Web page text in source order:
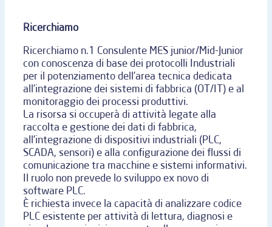
Ricerchiamo
Ricerchiamo n.1 Consulente MES junior/Mid-Junior
con conoscenza di base dei protocolli Industriali
per il potenziamento dell’area tecnica dedicata
all’integrazione dei sistemi di fabbrica (OT/IT) e al
monitoraggio dei processi produttivi.
La risorsa si occuperà di attività legate alla
raccolta e gestione dei dati di fabbrica,
all’integrazione di dispositivi industriali (PLC,
SCADA, sensori) e alla configurazione dei flussi di
comunicazione tra macchine e sistemi informativi.
Il ruolo non prevede lo sviluppo ex novo di
software PLC.
È richiesta invece la capacità di analizzare codice
PLC esistente per attività di lettura, diagnosi e